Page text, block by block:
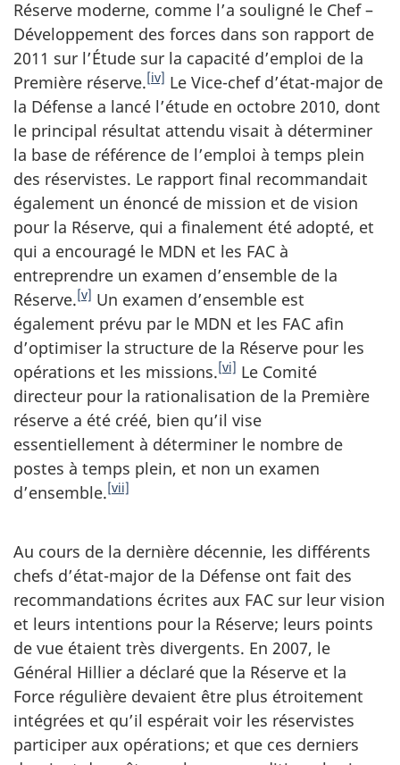
Réserve moderne, comme l’a souligné le Chef –
Développement des forces dans son rapport de
2011 sur l’Étude sur la capacité d’emploi de la
Première réserve.[iv] Le Vice-chef d’état-major de
la Défense a lancé l’étude en octobre 2010, dont
le principal résultat attendu visait à déterminer
la base de référence de l’emploi à temps plein
des réservistes. Le rapport final recommandait
également un énoncé de mission et de vision
pour la Réserve, qui a finalement été adopté, et
qui a encouragé le MDN et les FAC à
entreprendre un examen d’ensemble de la
Réserve.[v] Un examen d’ensemble est
également prévu par le MDN et les FAC afin
d’optimiser la structure de la Réserve pour les
opérations et les missions.[vi] Le Comité
directeur pour la rationalisation de la Première
réserve a été créé, bien qu’il vise
essentiellement à déterminer le nombre de
postes à temps plein, et non un examen
d’ensemble.[vii]
Au cours de la dernière décennie, les différents
chefs d’état-major de la Défense ont fait des
recommandations écrites aux FAC sur leur vision
et leurs intentions pour la Réserve; leurs points
de vue étaient très divergents. En 2007, le
Général Hillier a déclaré que la Réserve et la
Force régulière devaient être plus étroitement
intégrées et qu’il espérait voir les réservistes
participer aux opérations; et que ces derniers